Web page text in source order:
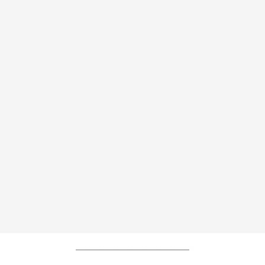
----------------------------------------------------------------